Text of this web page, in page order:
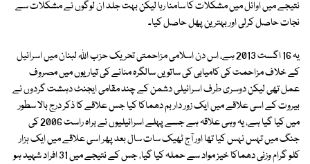
نتیجے میں اوائل میں مشکلات کا سامنا رہا لیکن بہت جلد ان لوگوں نے مشکلات سے
نجات حاصل کرلی اور بہترین پھل حاصل کیا۔
یہ 16 اگست 2013 ہے، اس دن اسلامی مزاحمتی تحریک حزب اﷲ لبنان میں اسرائیل
کے خلاف مزاحمت کی کامیابی کی ساتویں سالگرہ منانے کی تیاریوں میں مصروف
عمل تھی لیکن دوسری طرف اسرائیلی دشمن کے چند مقامی ایجنٹ دہشت گردوں نے
بیروت کے اسی علاقے میں ایک زور دار بم دھماکا کیا جس علاقے کا ذکر درج بالا سطور
میں کیا گیا ہے، یہ وہی علاقہ ہے جسے پہلے اسرائیلیوں نے براہ راست 2006 کی
جنگ میں تہس نہس کیا تھا اور آج ٹھیک سات سال بعد پھر اسی علاقے میں ایک ہزار
کلو گرام وزنی دھماکا خیز مواد سے حملہ کیا گیا، جس کے نتیجے میں 31 افراد شہید ہو